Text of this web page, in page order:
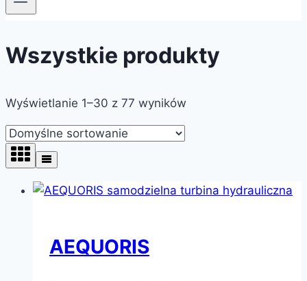
Wszystkie produkty
Wyświetlanie 1–30 z 77 wyników
AEQUORIS